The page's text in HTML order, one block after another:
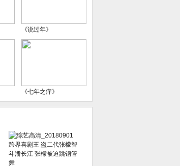
《说过年》
《七年之痒》